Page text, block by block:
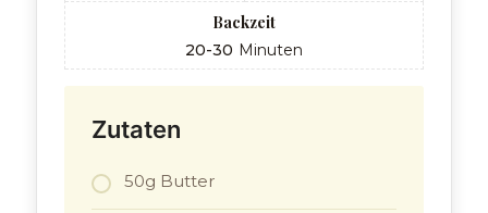
Backzeit
20-30 Minuten
Zutaten
50g Butter